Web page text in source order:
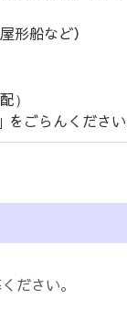
形船など）
）
をごらんください
ださい。